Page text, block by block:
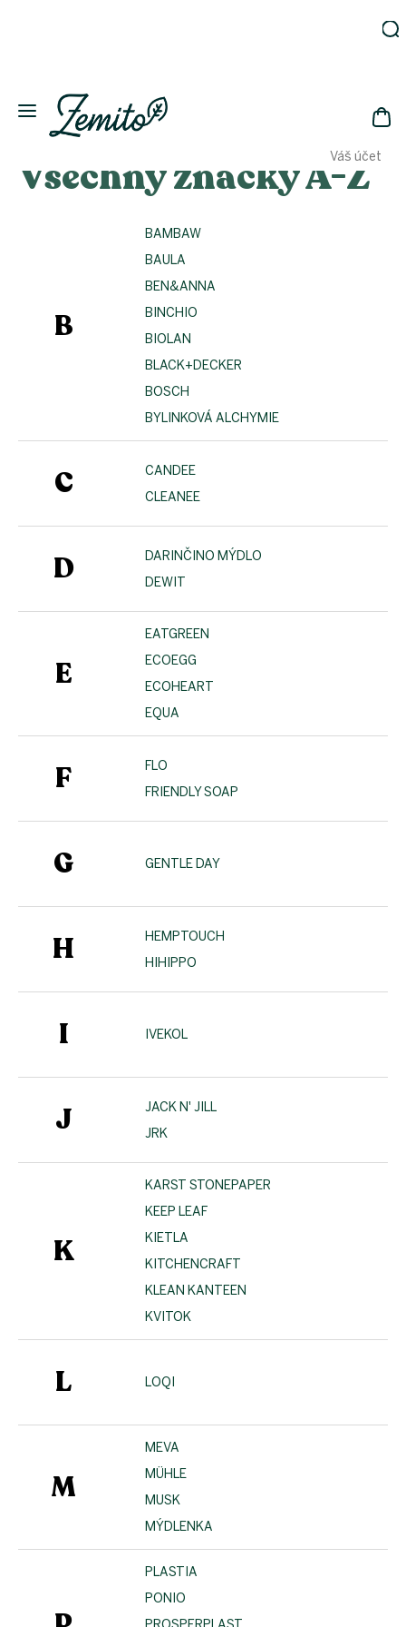
Váš účet
Eko
domácnost
Kosmetika
Vánoce
Všechny značky A-Z
B
BAMBAW
BAULA
BEN&ANNA
BINCHIO
BIOLAN
BLACK+DECKER
BOSCH
BYLINKOVÁ ALCHYMIE
C
CANDEE
CLEANEE
D
DARINČINO MÝDLO
DEWIT
E
EATGREEN
ECOEGG
ECOHEART
EQUA
F
FLO
FRIENDLY SOAP
G GENTLE DAY
H
HEMPTOUCH
HIHIPPO
I IVEKOL
J
JACK N' JILL
JRK
K
KARST STONEPAPER
KEEP LEAF
KIETLA
KITCHENCRAFT
KLEAN KANTEEN
KVITOK
L LOQI
M
MEVA
MÜHLE
MUSK
MÝDLENKA
PLASTIA
PONIO